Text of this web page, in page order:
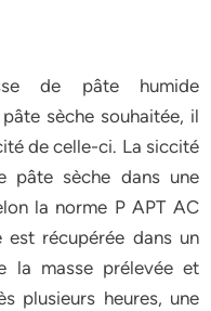
de pâte humide
sèche souhaitée, il
de celle-ci. La siccité
pâte sèche dans une
la norme P APT AC
récupérée dans un
la masse prélevée et
plusieurs heures, une